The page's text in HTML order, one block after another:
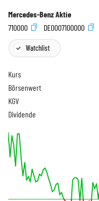
Mercedes-Benz Aktie
710000
DE0007100000
Watchlist
Kurs
Börsenwert
KGV
Dividende